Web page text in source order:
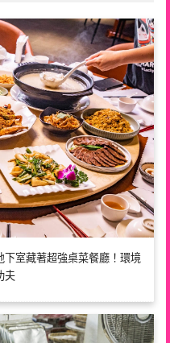
下室藏著超強桌菜餐廳！環境
夫